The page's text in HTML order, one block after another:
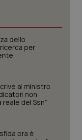
dello
per
al ministro
non
del Ssn”
ora è
quali la
aree
di